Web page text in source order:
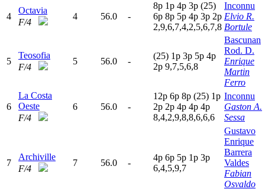
4
Octavia
F/4
4 56.0 -
8p 1p 4p 3p (25)
6p 8p 5p 4p 3p 2p
2,9,6,7,4,2,5,6,7,8
Inconnu
Elvio R.
Bortule
5
Teosofia
F/4
5 56.0 -
(25) 1p 3p 5p 4p
2p 9,7,5,6,8
Bascunan
Rod. D.
Enrique
Martin
Ferro
6
La Costa
Oeste
F/4
6 56.0 -
12p 6p 8p (25) 1p
2p 2p 4p 4p 4p
8,4,2,9,8,8,6,6,6
Inconnu
Gaston A.
Sessa
7
Archiville
F/4
7 56.0 -
4p 6p 5p 1p 3p
6,4,5,9,7
Gustavo
Enrique
Barrera
Valdes
Fabian
Osvaldo